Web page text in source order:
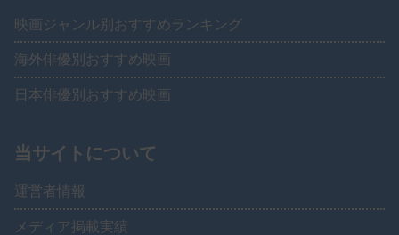
映画ジャンル別おすすめランキング
海外俳優別おすすめ映画
日本俳優別おすすめ映画
当サイトについて
運営者情報
メディア掲載実績